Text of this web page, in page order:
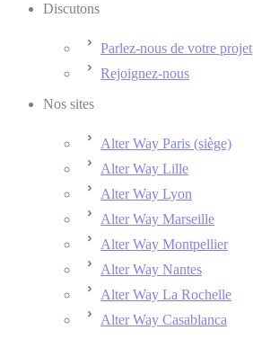
Discutons
Parlez-nous de votre projet
Rejoignez-nous
Nos sites
Alter Way Paris (siège)
Alter Way Lille
Alter Way Lyon
Alter Way Marseille
Alter Way Montpellier
Alter Way Nantes
Alter Way La Rochelle
Alter Way Casablanca